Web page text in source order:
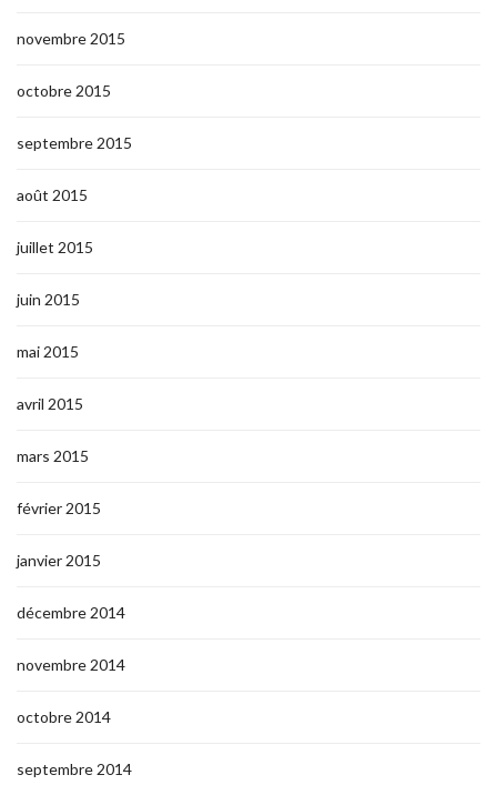
novembre 2015
octobre 2015
septembre 2015
août 2015
juillet 2015
juin 2015
mai 2015
avril 2015
mars 2015
février 2015
janvier 2015
décembre 2014
novembre 2014
octobre 2014
septembre 2014